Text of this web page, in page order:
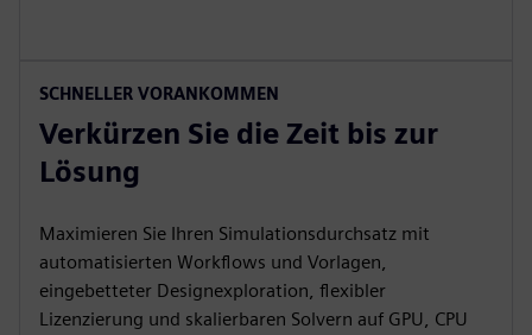
SCHNELLER VORANKOMMEN
Verkürzen Sie die Zeit bis zur
Lösung
Maximieren Sie Ihren Simulationsdurchsatz mit
automatisierten Workflows und Vorlagen,
eingebetteter Designexploration, flexibler
Lizenzierung und skalierbaren Solvern auf GPU, CPU